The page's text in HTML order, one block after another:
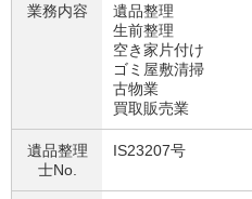
業務内容
遺品整理
生前整理
空き家片付け
ゴミ屋敷清掃
古物業
買取販売業
遺品整理
士No.
IS23207号